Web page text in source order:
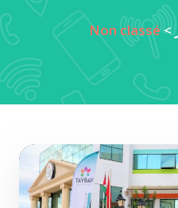
>
Non classé